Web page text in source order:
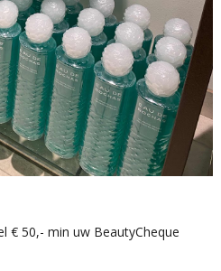
€ 50,- min uw BeautyCheque